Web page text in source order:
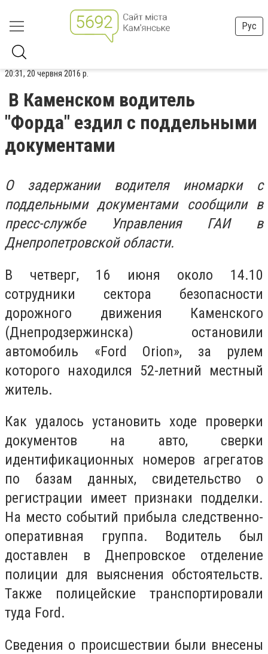
Рус
20:31, 20 червня 2016 р.
В Каменском водитель
"Форда" ездил с поддельными
документами
О задержании водителя иномарки с
поддельными документами сообщили в
пресс-службе Управления ГАИ в
Днепропетровской области.
В четверг, 16 июня около 14.10
сотрудники сектора безопасности
дорожного движения Каменского
(Днепродзержинска) остановили
автомобиль «Ford Orion», за рулем
которого находился 52-летний местный
житель.
Как удалось установить ходе проверки
документов на авто, сверки
идентификационных номеров агрегатов
по базам данных, свидетельство о
регистрации имеет признаки подделки.
На место событий прибыла следственно-
оперативная группа. Водитель был
доставлен в Днепровское отделение
полиции для выяснения обстоятельств.
Также полицейские транспортировали
туда Ford.
Сведения о происшествии были внесены